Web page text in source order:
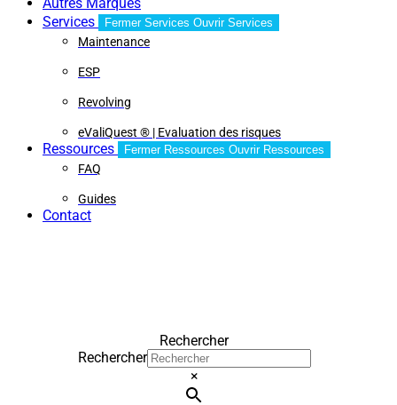
Services
Fermer Services Ouvrir Services
Maintenance
ESP
Revolving
eValiQuest ® | Evaluation des risques
Ressources Fermer Ressources Ouvrir Ressources
FAQ
Guides
Contact
Rechercher
Rechercher
×